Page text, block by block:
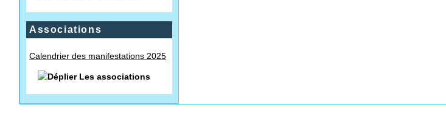
Associations
Calendrier des manifestations 2025
Les associations